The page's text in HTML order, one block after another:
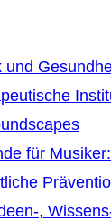
und
für
,